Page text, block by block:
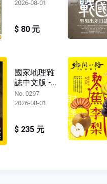
2026-08-01
$ 80 元
國家地理雜
誌中文版 -
No.0297
No. 0297
2026-08-01
$ 235 元